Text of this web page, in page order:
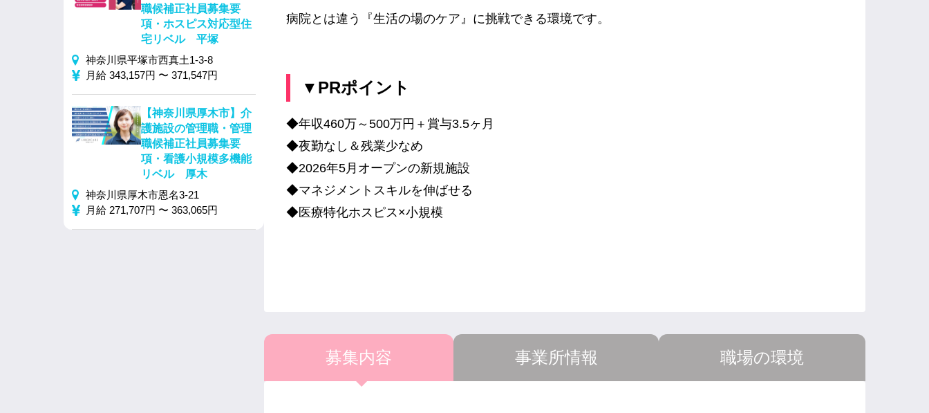
病院とは違う『生活の場のケア』に挑戦できる環境です。
▼PRポイント
◆年収460万～500万円＋賞与3.5ヶ月
◆夜勤なし＆残業少なめ
◆2026年5月オープンの新規施設
◆マネジメントスキルを伸ばせる
◆医療特化ホスピス×小規模
募集内容 事業所情報 職場の環境
職候補正社員募集要
項・ホスピス対応型住
宅リベル 平塚
神奈川県平塚市西真土1-3-8
月給 343,157円 〜 371,547円
【神奈川県厚木市】介
護施設の管理職・管理
職候補正社員募集要
項・看護小規模多機能
リベル 厚木
神奈川県厚木市恩名3-21
月給 271,707円 〜 363,065円